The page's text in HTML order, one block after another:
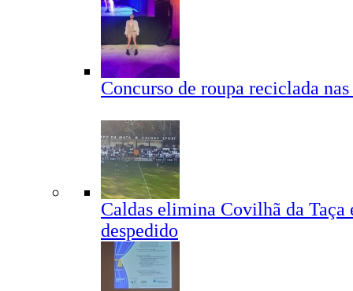
Concurso de roupa reciclada
Caldas elimina Covilhã da Taça
despedido